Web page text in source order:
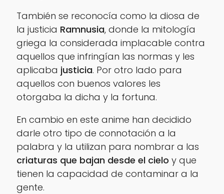
También se reconocía como la diosa de
la justicia Ramnusia, donde la mitología
griega la considerada implacable contra
aquellos que infringían las normas y les
aplicaba justicia. Por otro lado para
aquellos con buenos valores les
otorgaba la dicha y la fortuna.
En cambio en este anime han decidido
darle otro tipo de connotación a la
palabra y la utilizan para nombrar a las
criaturas que bajan desde el cielo y que
tienen la capacidad de contaminar a la
gente.